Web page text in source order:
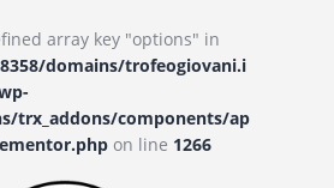
array key "options" in
domains/trofeogiovani.i
trx_addons/components/ap
on line 1266